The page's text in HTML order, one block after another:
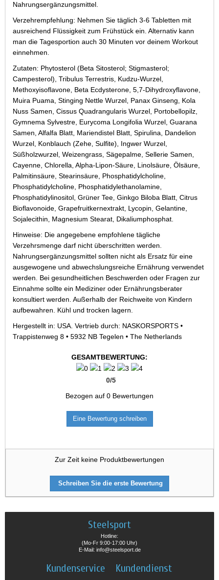
Nahrungsergänzungsmittel.
Verzehrempfehlung: Nehmen Sie täglich 3-6 Tabletten mit
ausreichend Flüssigkeit zum Frühstück ein. Alternativ kann
man die Tagesportion auch 30 Minuten vor deinem Workout
einnehmen.
Zutaten: Phytosterol (Beta Sitosterol; Stigmasterol;
Campesterol), Tribulus Terrestris, Kudzu-Wurzel,
Methoxyisoflavone, Beta Ecdysterone, 5,7-Dihydroxyflavone,
Muira Puama, Stinging Nettle Wurzel, Panax Ginseng, Kola
Nuss Samen, Cissus Quadrangularis Wurzel, Portobellopilz,
Gymnema Sylvestre, Eurycoma Longifolia Wurzel, Guarana
Samen, Alfalfa Blatt, Mariendistel Blatt, Spirulina, Dandelion
Wurzel, Konblauch (Zehe, Sulfite), Ingwer Wurzel,
Süßholzwurzel, Weizengrass, Sägepalme, Sellerie Samen,
Cayenne, Chlorella, Alpha-Lipon-Säure, Linolsäure, Ölsäure,
Palmitinsäure, Stearinsäure, Phosphatidylcholine,
Phosphatidylcholine, Phosphatidylethanolamine,
Phosphatidylinositol, Grüner Tee, Ginkgo Biloba Blatt, Citrus
Bioflavonoide, Grapefruitkernextrakt, Lycopin, Gelantine,
Sojalecithin, Magnesium Stearat, Dikaliumphosphat.
Hinweise: Die angegebene empfohlene tägliche
Verzehrsmenge darf nicht überschritten werden.
Nahrungsergänzungsmittel sollten nicht als Ersatz für eine
ausgewogene und abwechslungsreiche Ernährung verwendet
werden. Bei gesundheitlichen Beschwerden oder Fragen zur
Einnahme sollte ein Mediziner oder Ernährungsberater
konsultiert werden. Außerhalb der Reichweite von Kindern
aufbewahren. Kühl und trocken lagern.
Hergestellt in: USA. Vertrieb durch: NASKORSPORTS •
Trappistenweg 8 • 5932 NB Tegelen • The Netherlands
GESAMTBEWERTUNG:
0/5
Bezogen auf 0 Bewertungen
Eine Bewertung schreiben
Zur Zeit keine Produktbewertungen
Schreiben Sie die erste Bewertung
Steelsport
Hotline:
(Mo-Fr 9:00-17:00 Uhr)
E-Mail: info@steelsport.de
Kundenservice Kundendienst